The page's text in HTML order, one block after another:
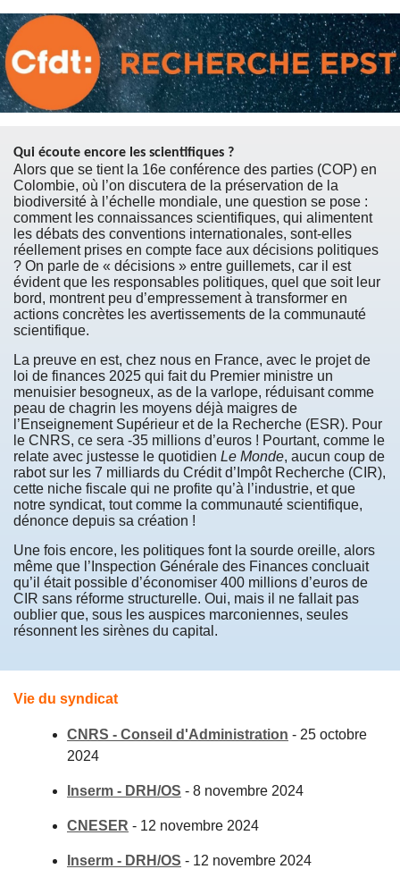
Qui écoute encore les scientifiques ?
Alors que se tient la 16e conférence des parties (COP) en
Colombie, où l’on discutera de la préservation de la
biodiversité à l’échelle mondiale, une question se pose :
comment les connaissances scientifiques, qui alimentent
les débats des conventions internationales, sont-elles
réellement prises en compte face aux décisions politiques
? On parle de « décisions » entre guillemets, car il est
évident que les responsables politiques, quel que soit leur
bord, montrent peu d’empressement à transformer en
actions concrètes les avertissements de la communauté
scientifique.
La preuve en est, chez nous en France, avec le projet de
loi de finances 2025 qui fait du Premier ministre un
menuisier besogneux, as de la varlope, réduisant comme
peau de chagrin les moyens déjà maigres de
l’Enseignement Supérieur et de la Recherche (ESR). Pour
le CNRS, ce sera -35 millions d’euros ! Pourtant, comme le
relate avec justesse le quotidien Le Monde, aucun coup de
rabot sur les 7 milliards du Crédit d’Impôt Recherche (CIR),
cette niche fiscale qui ne profite qu’à l’industrie, et que
notre syndicat, tout comme la communauté scientifique,
dénonce depuis sa création !
Une fois encore, les politiques font la sourde oreille, alors
même que l’Inspection Générale des Finances concluait
qu’il était possible d’économiser 400 millions d’euros de
CIR sans réforme structurelle. Oui, mais il ne fallait pas
oublier que, sous les auspices marconiennes, seules
résonnent les sirènes du capital.
Vie du syndicat
CNRS - Conseil d'Administration - 25 octobre
2024
Inserm - DRH/OS - 8 novembre 2024
CNESER - 12 novembre 2024
Inserm - DRH/OS - 12 novembre 2024